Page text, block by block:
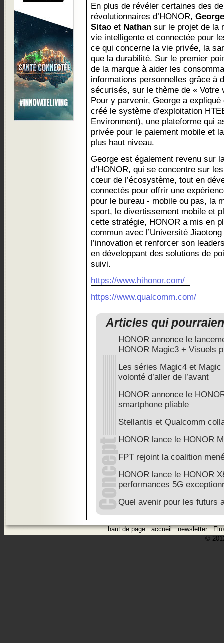
En plus de révéler certaines des
révolutionnaires d’HONOR, George
Sitao et Nathan sur le projet de la
vie intelligente et connectée pour
ce qui concerne la vie privée, la
que la durabilité. Sur le premier
de la marque à aider les
informations personnelles grâce à
sécurisés, sur le thème de « Votre
Pour y parvenir, George a
créé le système d’exploitation
Environment), une plateforme qui
privée pour le paiement mobile et
plus haut niveau.
George est également revenu sur
d’HONOR, qui se concentre sur
cœur de l’écosystème, tout en
connectés pour offrir une
pour le bureau - mobile ou pas, la
sport, le divertissement mobile et
cette stratégie, HONOR a mis en
commun avec l’Université
l’innovation et renforcer son
en développant des solutions de
suivi.
https://www.hihonor.com/
https://www.qualcomm.com/
Articles qui
HONOR annonce le
HONOR Magic3 + Visuels
Les séries Magic4 et
volonté d’aller de l’avant
HONOR annonce le
smartphone pliable
Stellantis et Qualcomm
HONOR lance le HONOR
FPT rejoint la coalition
HONOR lance le HONOR
performances 5G
Quel avenir pour les futurs
haut de page.accueil.newsletter.
©